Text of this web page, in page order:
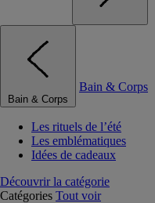
Bain & Corps
Bain & Corps
Les rituels de l’été
Les emblématiques
Idées de cadeaux
Découvrir la catégorie
Catégories Tout voir